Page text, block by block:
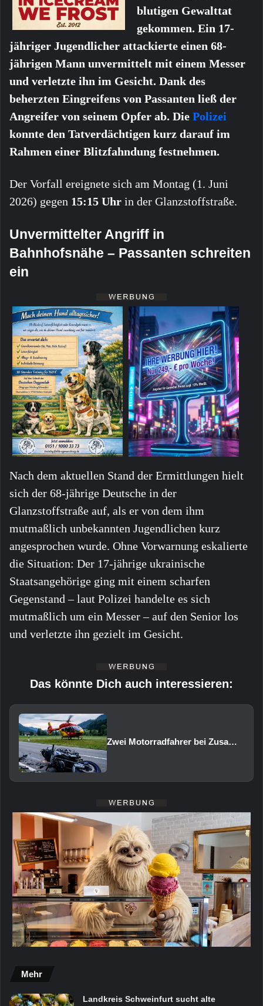
blutigen Gewalttat
gekommen. Ein 17-
jähriger Jugendlicher attackierte einen 68-
jährigen Mann unvermittelt mit einem Messer
und verletzte ihn im Gesicht. Dank des
beherzten Eingreifens von Passanten ließ der
Angreifer von seinem Opfer ab. Die Polizei
konnte den Tatverdächtigen kurz darauf im
Rahmen einer Blitzfahndung festnehmen.
Der Vorfall ereignete sich am Montag (1. Juni
2026) gegen 15:15 Uhr in der Glanzstoffstraße.
Unvermittelter Angriff in
Bahnhofsnähe – Passanten schreiten
ein
Nach dem aktuellen Stand der Ermittlungen hielt
sich der 68-jährige Deutsche in der
Glanzstoffstraße auf, als er von dem ihm
mutmaßlich unbekannten Jugendlichen kurz
angesprochen wurde. Ohne Vorwarnung eskalierte
die Situation: Der 17-jährige ukrainische
Staatsangehörige ging mit einem scharfen
Gegenstand – laut Polizei handelte es sich
mutmaßlich um ein Messer – auf den Senior los
und verletzte ihn gezielt im Gesicht.
Das könnte Dich auch interessieren:
Zwei Motorradfahrer bei Zusammenstoß schwer verletzt
Mehr
Landkreis Schweinfurt sucht alte